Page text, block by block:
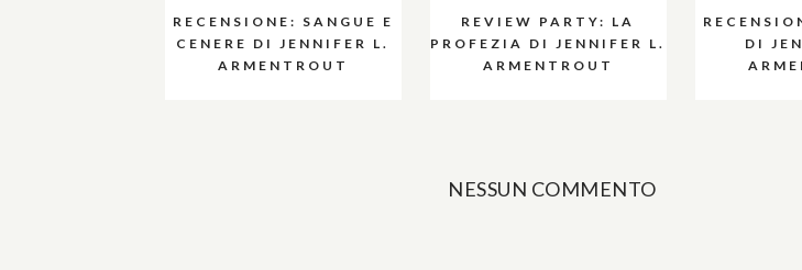
RECENSIONE: SANGUE E
CENERE DI JENNIFER L.
ARMENTROUT
REVIEW PARTY: LA
PROFEZIA DI JENNIFER L.
ARMENTROUT
DI
NESSUN COMMENTO